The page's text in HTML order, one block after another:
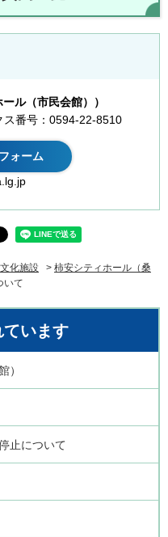
ル（市民会館））
ス番号：0594-22-8510
文化施設 > 柿安シティホール（桑
いて
ています
）
止について